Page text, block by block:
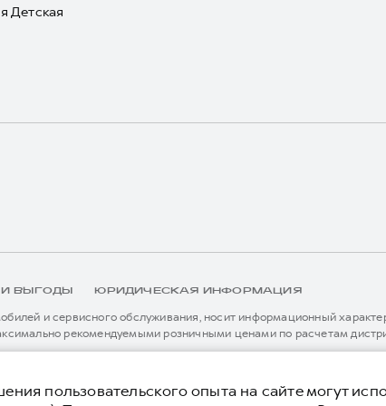
Детская
ВЫГОДЫ ЮРИДИЧЕСКАЯ ИНФОРМАЦИЯ
и сервисного обслуживания, носит информационный
рекомендуемыми розничными ценами по расчетам
дилеру ООО «Грейт Волл Мотор Рус» либо по телефону
пользовательского опыта на сайте могут